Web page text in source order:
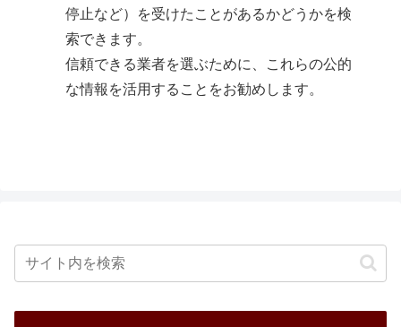
停止など）を受けたことがあるかどうかを検
索できます。
信頼できる業者を選ぶために、これらの公的
な情報を活用することをお勧めします。